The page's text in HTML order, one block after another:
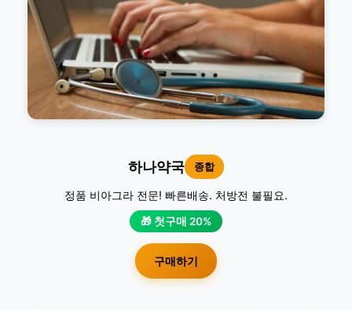
하나약국 종합
정품 비아그라 전문! 빠른배송. 처방전 불필요.
🎁 첫구매 20%
구매하기